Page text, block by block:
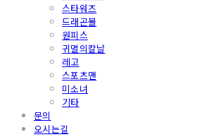
스타워즈
드래곤볼
원피스
귀멸의칼날
레고
스포츠맨
미소녀
기타
문의
오시는길